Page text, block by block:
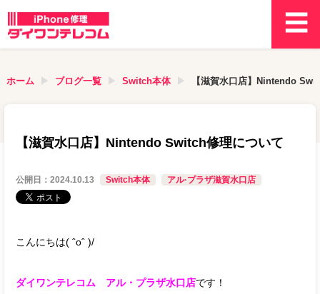
ホーム ブログ一覧 Switch本体 【滋賀水口店】Nintendo
【滋賀水口店】Nintendo Switch修理について
公開日：2024.10.13 Switch本体 アル·プラザ滋賀水口店
こんにちは( ˆoˆ )/
ダイワンテレコム アル・プラザ水口店です！